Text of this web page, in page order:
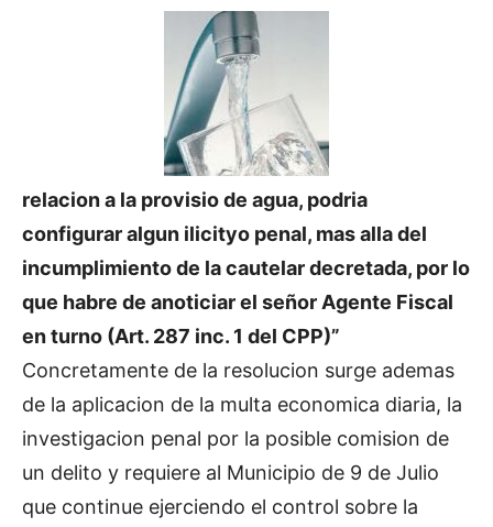
relacion a la provisio de agua, podria
configurar algun ilicityo penal, mas alla del
incumplimiento de la cautelar decretada, por lo
que habre de anoticiar el señor Agente Fiscal
en turno (Art. 287 inc. 1 del CPP)”
Concretamente de la resolucion surge ademas
de la aplicacion de la multa economica diaria, la
investigacion penal por la posible comision de
un delito y requiere al Municipio de 9 de Julio
que continue ejerciendo el control sobre la